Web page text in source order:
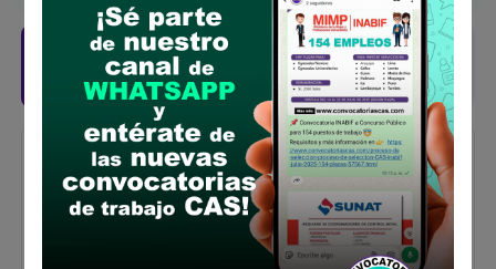
Posiciones solicitadas y links de las
bases
MÉDICO CERTIFICADOR
Vacantes:1
Titulado Universitario de
Médico Cirujano profesional. Colegiatura y